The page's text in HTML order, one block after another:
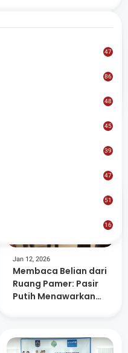
pendidikan, sosial,
Jan 12, 2026
Membaca Belian dari
Ruang Pamer: Pasir
Putih Menawarkan
47
86
48
45
39
47
51
16